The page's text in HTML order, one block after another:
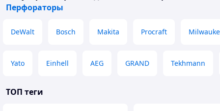
Перфораторы
DeWalt Bosch Makita Procraft
Yato Einhell AEG GRAND Tekhmann
ТОП теги